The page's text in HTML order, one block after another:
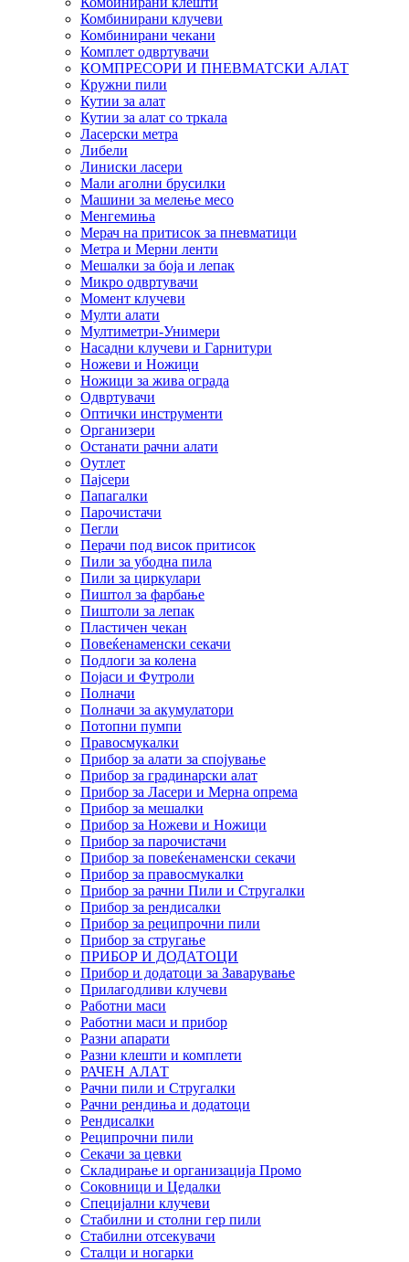
Комбинирани клучеви
Комбинирани чекани
Комплет одвртувачи
КОМПРЕСОРИ И ПНЕВМАТСКИ АЛАТ
Кружни пили
Кутии за алат
Кутии за алат со тркала
Ласерски метра
Либели
Линиски ласери
Мали аголни брусилки
Машини за мелење месо
Менгемиња
Мерач на притисок за пневматици
Метра и Мерни ленти
Мешалки за боја и лепак
Микро одвртувачи
Момент клучеви
Мулти алати
Мултиметри-Унимери
Насадни клучеви и Гарнитури
Ножеви и Ножици
Ножици за жива ограда
Одвртувачи
Оптички инструменти
Организери
Останати рачни алати
Оутлет
Пајсери
Папагалки
Парочистачи
Пегли
Перачи под висок притисок
Пили за убодна пила
Пили за циркулари
Пиштол за фарбање
Пиштоли за лепак
Пластичен чекан
Повеќенаменски секачи
Подлоги за колена
Појаси и Футроли
Полначи
Полначи за акумулатори
Потопни пумпи
Правосмукалки
Прибор за алати за спојување
Прибор за градинарски алат
Прибор за Ласери и Мерна опрема
Прибор за мешалки
Прибор за Ножеви и Ножици
Прибор за парочистачи
Прибор за повеќенаменски секачи
Прибор за правосмукалки
Прибор за рачни Пили и Стругалки
Прибор за рендисалки
Прибор за реципрочни пили
Прибор за стругање
ПРИБОР И ДОДАТОЦИ
Прибор и додатоци за Заварување
Прилагодливи клучеви
Работни маси
Работни маси и прибор
Разни апарати
Разни клешти и комплети
РАЧЕН АЛАТ
Рачни пили и Стругалки
Рачни рендиња и додатоци
Рендисалки
Реципрочни пили
Секачи за цевки
Складирање и организација Промо
Соковници и Цедалки
Специјални клучеви
Стабилни и столни гер пили
Стабилни отсекувачи
Сталци и ногарки